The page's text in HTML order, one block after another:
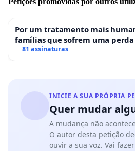
Por um tratamento mais
famílias que sofrem uma
hospitais portugueses
81 assinaturas
INICIE A SUA PRÓPRIA
Quer mudar
A mudança não
O autor desta petição
ouvir a sua voz. Vai